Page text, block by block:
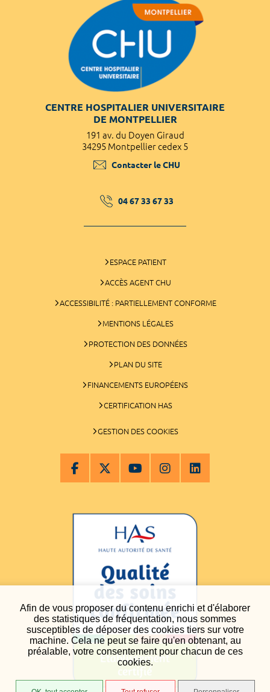
Afin de vous proposer du contenu enrichi et d'élaborer
des statistiques de fréquentation, nous sommes
susceptibles de déposer des cookies tiers sur votre
machine. Cela ne peut se faire qu'en obtenant, au
préalable, votre consentement pour chacun de ces
cookies.
CENTRE HOSPITALIER UNIVERSITAIRE
DE MONTPELLIER
191 av. du Doyen Giraud
34295 Montpellier cedex 5
Contacter le CHU
04 67 33 67 33
ESPACE PATIENT
ACCÈS AGENT CHU
ACCESSIBILITÉ : PARTIELLEMENT CONFORME
MENTIONS LÉGALES
PROTECTION DES DONNÉES
PLAN DU SITE
FINANCEMENTS EUROPÉENS
CERTIFICATION HAS
GESTION DES COOKIES